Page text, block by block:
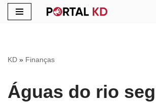
conteúdo
KD » Finanças
Águas do rio